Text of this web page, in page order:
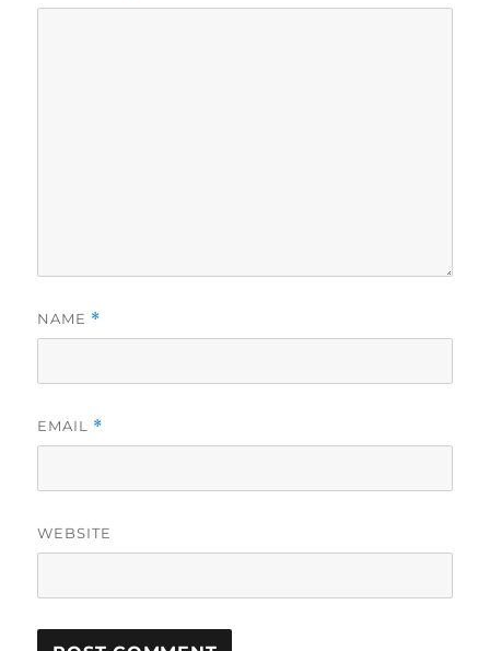
NAME *
EMAIL *
WEBSITE